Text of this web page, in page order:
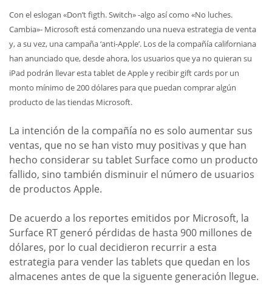
Con el eslogan «Don’t figth. Switch» -algo así como «No luches.
Cambia»- Microsoft está comenzando una nueva estrategia de venta
y, a su vez, una campaña ‘anti-Apple’. Los de la compañía californiana
han anunciado que, desde ahora, los usuarios que ya no quieran su
iPad podrán llevar esta tablet de Apple y recibir gift cards por un
monto mínimo de 200 dólares para que puedan comprar algún
producto de las tiendas Microsoft.
La intención de la compañía no es solo aumentar sus
ventas, que no se han visto muy positivas y que han
hecho considerar su tablet Surface como un producto
fallido, sino también disminuir el número de usuarios
de productos Apple.
De acuerdo a los reportes emitidos por Microsoft, la
Surface RT generó pérdidas de hasta 900 millones de
dólares, por lo cual decidieron recurrir a esta
estrategia para vender las tablets que quedan en los
almacenes antes de que la siguente generación llegue.